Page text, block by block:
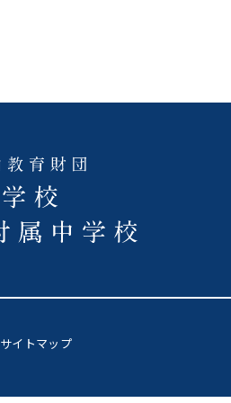
サイトマップ